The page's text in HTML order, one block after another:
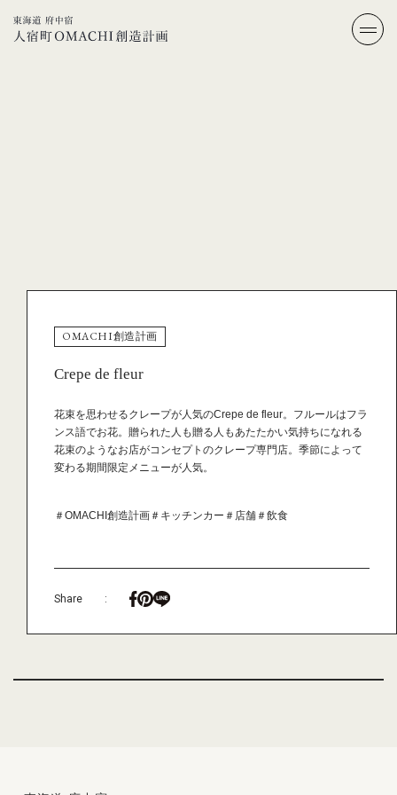
OMACHI創造計画
Crepe de fleur
花束を思わせるクレープが人気のCrepe de fleur。フルールはフラ
ンス語でお花。贈られた人も贈る人もあたたかい気持ちになれる
花束のようなお店がコンセプトのクレープ専門店。季節によって
変わる期間限定メニューが人気。
＃OMACHI創造計画 ＃キッチンカー ＃店舗 ＃飲食
Share :